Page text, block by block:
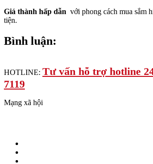
Giá thành hấp dẫn với phong cách mua sắm
tiện.
Bình luận:
HOTLINE: Tư vấn hỗ trợ hotline
7119
Mạng xã hội